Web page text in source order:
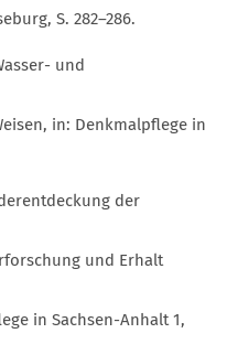
S. 282–286.
und
in: Denkmalpflege in
der
und Erhalt
in Sachsen-Anhalt 1,